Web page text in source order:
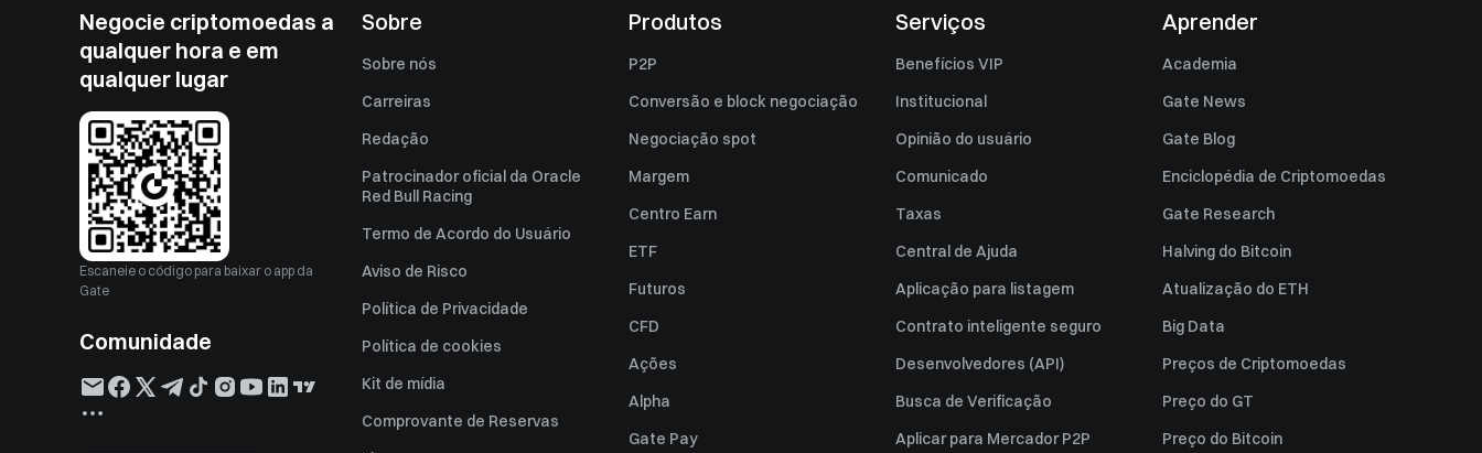
Negocie criptomoedas a
qualquer hora e em
qualquer lugar
Escaneie o código para baixar o app da
Gate
Comunidade
Sobre
Sobre nós
Carreiras
Redação
Patrocinador oficial da Oracle
Red Bull Racing
Termo de Acordo do Usuário
Aviso de Risco
Política de Privacidade
Política de cookies
Kit de mídia
Comprovante de Reservas
Produtos
P2P
Conversão e block negociação
Negociação spot
Margem
Centro Earn
ETF
Futuros
CFD
Ações
Alpha
Gate Pay
Serviços
Benefícios VIP
Institucional
Opinião do usuário
Comunicado
Taxas
Central de Ajuda
Aplicação para listagem
Contrato inteligente seguro
Desenvolvedores (API)
Busca de Verificação
Aplicar para Mercador P2P
Aprender
Academia
Gate News
Gate Blog
Enciclopédia de Criptomoedas
Gate Research
Halving do Bitcoin
Atualização do ETH
Big Data
Preços de Criptomoedas
Preço do GT
Preço do Bitcoin